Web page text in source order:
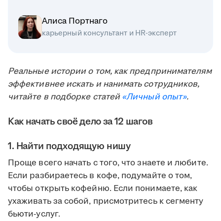
Алиса Портнаго
карьерный консультант и HR-эксперт
Реальные истории о том, как предпринимателям
эффективнее искать и нанимать сотрудников,
читайте в подборке статей«Личный опыт».
Как начать своё дело за 12 шагов
1. Найти подходящую нишу
Проще всего начать с того, что знаете и любите.
Если разбираетесь в кофе, подумайте о том,
чтобы открыть кофейню. Если понимаете, как
ухаживать за собой, присмотритесь к сегменту
бьюти-услуг.